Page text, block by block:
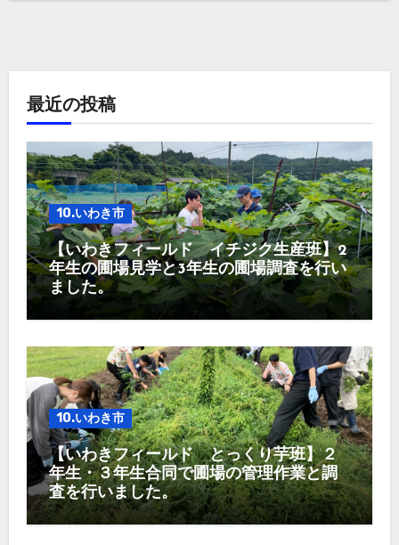
最近の投稿
10.いわき市
【いわきフィールド イチジク生産班】2
年生の圃場見学と3年生の圃場調査を行い
ました。
10.いわき市
【いわきフィールド とっくり芋班】２
年生・３年生合同で圃場の管理作業と調
査を行いました。